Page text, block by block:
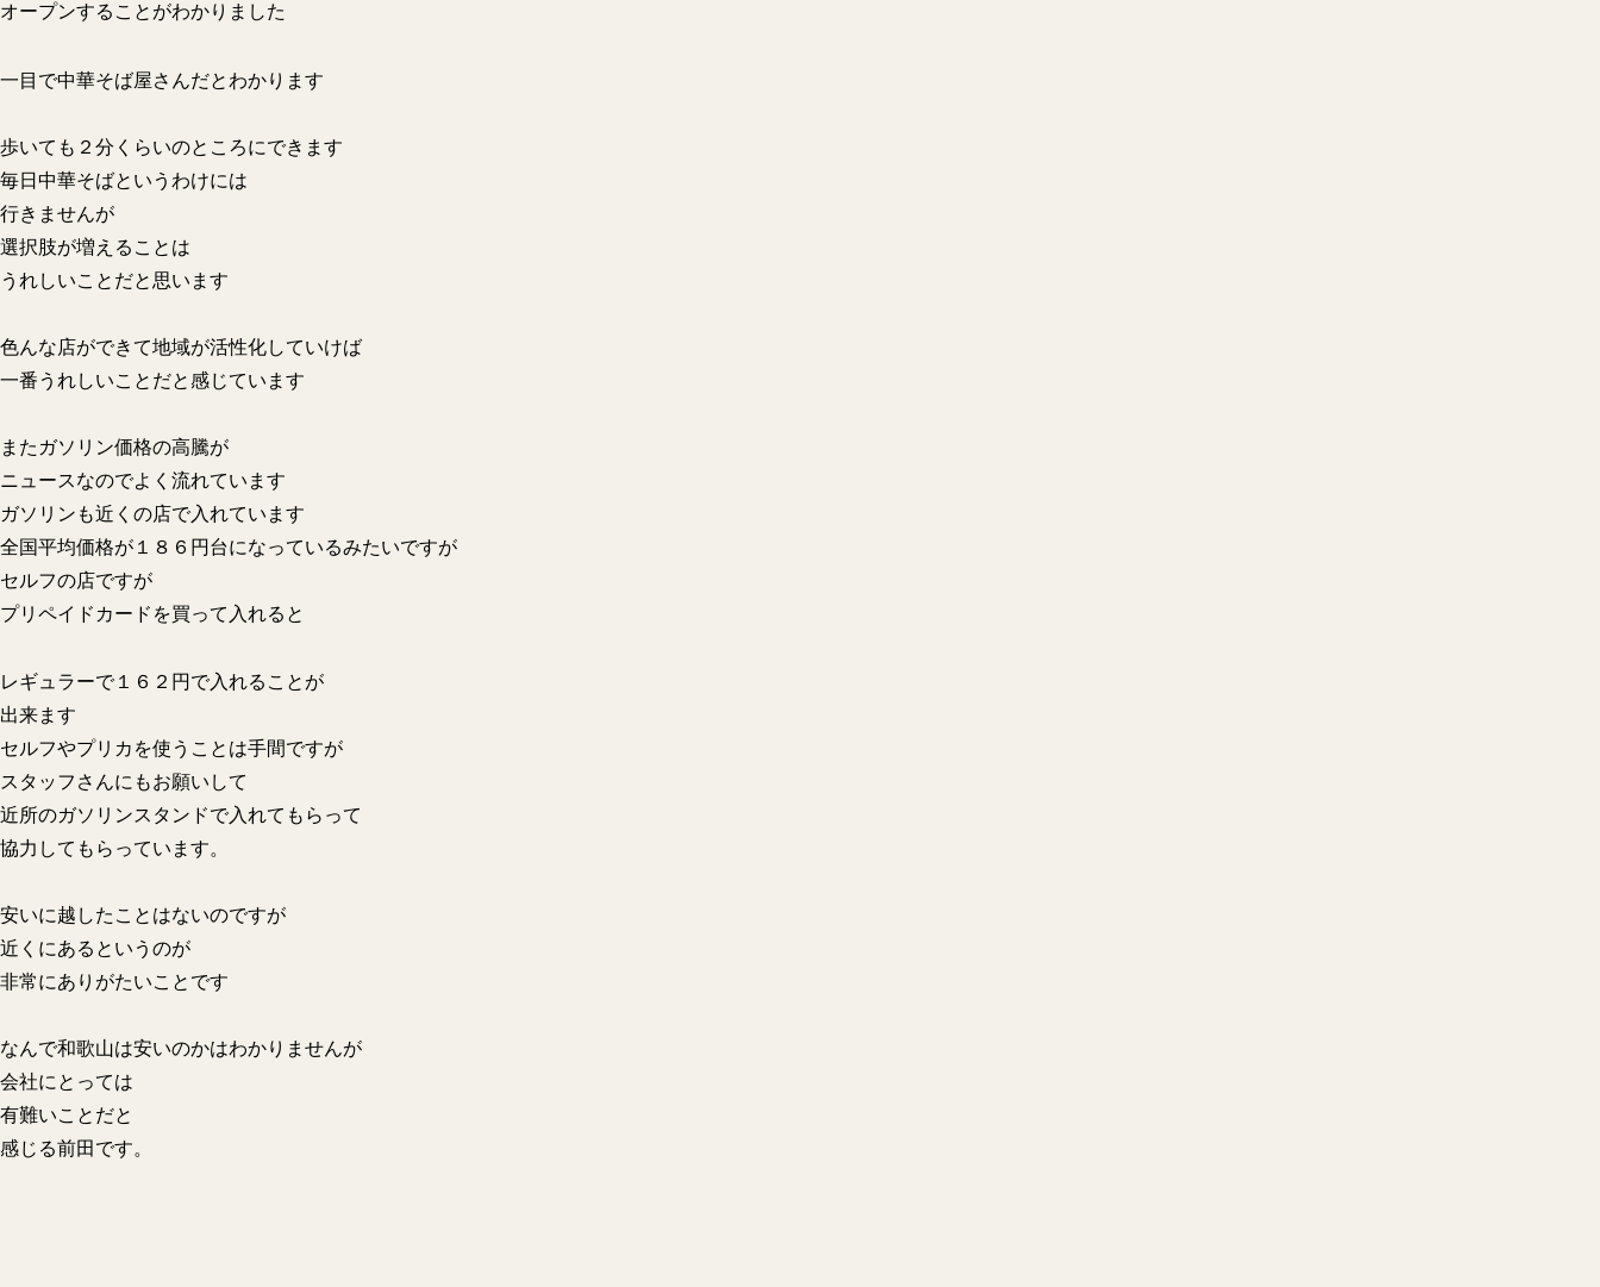
オープンすることがわかりました
一目で中華そば屋さんだとわかります
歩いても２分くらいのところにできます
毎日中華そばというわけには
行きませんが
選択肢が増えることは
うれしいことだと思います
色んな店ができて地域が活性化していけば
一番うれしいことだと感じています
またガソリン価格の高騰が
ニュースなのでよく流れています
ガソリンも近くの店で入れています
全国平均価格が１８６円台になっているみたいですが
セルフの店ですが
プリペイドカードを買って入れると
レギュラーで１６２円で入れることが
出来ます
セルフやプリカを使うことは手間ですが
スタッフさんにもお願いして
近所のガソリンスタンドで入れてもらって
協力してもらっています。
安いに越したことはないのですが
近くにあるというのが
非常にありがたいことです
なんで和歌山は安いのかはわかりませんが
会社にとっては
有難いことだと
感じる前田です。